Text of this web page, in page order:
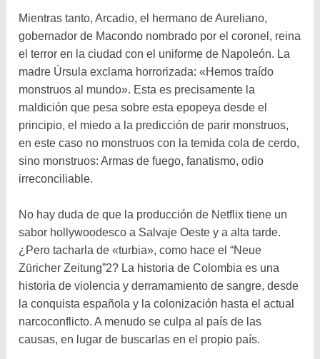
Mientras tanto, Arcadio, el hermano de Aureliano,
gobernador de Macondo nombrado por el coronel, reina
el terror en la ciudad con el uniforme de Napoleón. La
madre Úrsula exclama horrorizada: «Hemos traído
monstruos al mundo». Esta es precisamente la
maldición que pesa sobre esta epopeya desde el
principio, el miedo a la predicción de parir monstruos,
en este caso no monstruos con la temida cola de cerdo,
sino monstruos: Armas de fuego, fanatismo, odio
irreconciliable.
No hay duda de que la producción de Netflix tiene un
sabor hollywoodesco a Salvaje Oeste y a alta tarde.
¿Pero tacharla de «turbia», como hace el “Neue
Züricher Zeitung”2? La historia de Colombia es una
historia de violencia y derramamiento de sangre, desde
la conquista española y la colonización hasta el actual
narcoconflicto. A menudo se culpa al país de las
causas, en lugar de buscarlas en el propio país.